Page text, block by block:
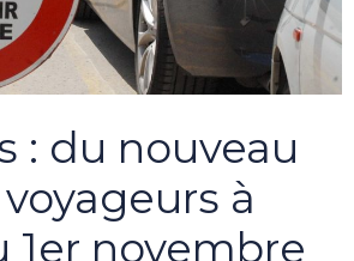
: du nouveau
à
1er novembre